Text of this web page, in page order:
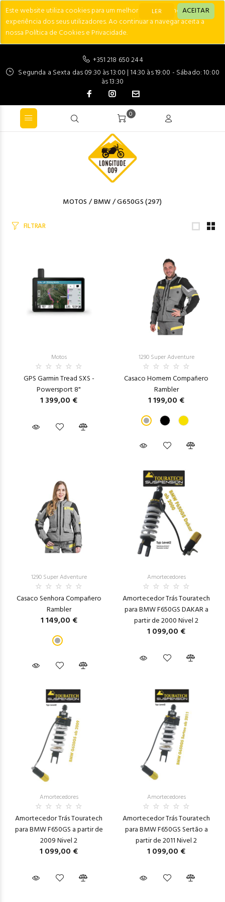
Este website utiliza cookies para um melhor desempenho e
experiência dos seus utilizadores. Ao continuar a navegar aceita a
nossa Política de Cookies e Privacidade.
LER ACEITAR
+351 218 650 244
Segunda a Sexta das 09:30 às 13:00 | 14:30 às 19:00 - Sábado: 10:00
às 13:30
0
MOTOS /BMW/G650GS(297)
FILTRAR
Motos
GPS Garmin Tread SXS -
Powersport 8"
1 399,00 €
1290 Super Adventure
Casaco Homem Compañero
Rambler
1 199,00 €
1290 Super Adventure
Casaco Senhora Compañero
Rambler
1 149,00 €
Amortecedores
Amortecedor Trás Touratech
para BMW F650GS DAKAR a
partir de 2000 Nivel 2
1 099,00 €
Amortecedores
Amortecedor Trás Touratech
para BMW F650GS a partir de
2009 Nivel 2
1 099,00 €
Amortecedores
Amortecedor Trás Touratech
para BMW F650GS Sertão a
partir de 2011 Nivel 2
1 099,00 €